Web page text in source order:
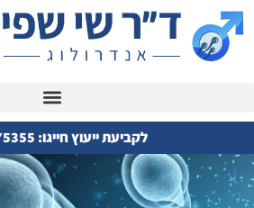
לקביעת ייעוץ חייגו: 03-9775355